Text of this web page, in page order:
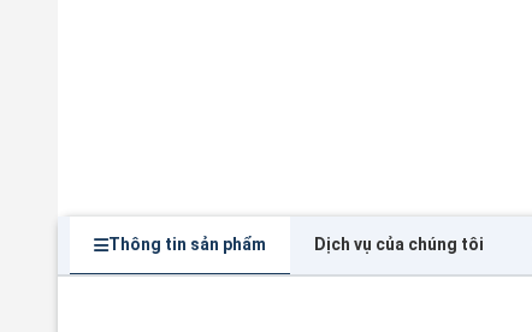
Thông tin sản phẩm Dịch vụ của chúng tôi